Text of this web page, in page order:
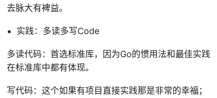
去脉大有裨益。
实践：多读多写Code
多读代码：首选标准库，因为Go的惯用法和最佳实践
在标准库中都有体现。
写代码：这个如果有项目直接实践那是非常的幸福；